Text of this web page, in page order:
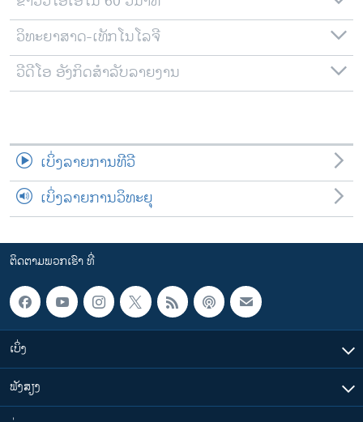
ວິທະຍາສາດ-ເທັກໂນໂລຈີ
ວີດີໂອ ອັງກິດສຳລັບລາຍງານ
ເບິ່ງລາຍການທີວີ
ເບິ່ງລາຍການວິທະຍຸ
ຕິດຕາມພວກເຮົາ ທີ່
ເບິ່ງ
ຟັງສຽງ